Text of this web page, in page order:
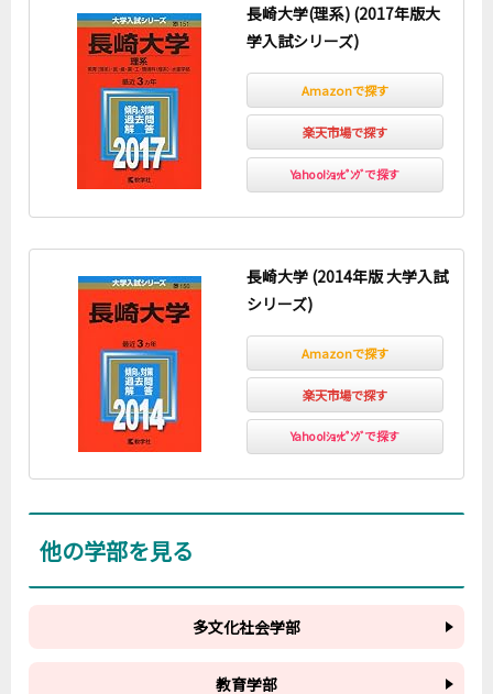
長崎大学(理系) (2017年版大
学入試シリーズ)
Amazonで探す
楽天市場で探す
Yahoo!ｼｮｯﾋﾟﾝｸﾞで探す
長崎大学 (2014年版 大学入試
シリーズ)
Amazonで探す
楽天市場で探す
Yahoo!ｼｮｯﾋﾟﾝｸﾞで探す
他の学部を見る
多文化社会学部
教育学部